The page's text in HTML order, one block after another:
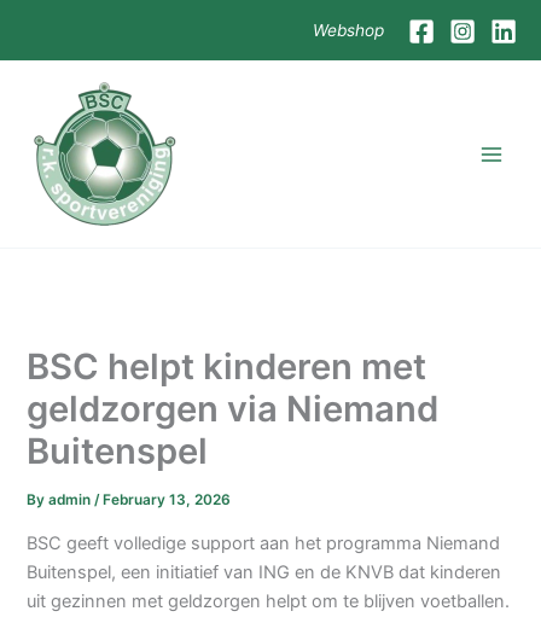
Webshop
BSC helpt kinderen met
geldzorgen via Niemand
Buitenspel
Byadmin/ February 13, 2026
BSC geeft volledige support aan het programma Niemand
Buitenspel, een initiatief van ING en de KNVB dat kinderen
uit gezinnen met geldzorgen helpt om te blijven voetballen.